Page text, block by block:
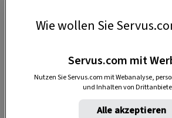
Wie wollen Sie
Servus.com mit
Nutzen Sie Servus.com mit Webanalyse,
und Inhalten von
Alle akzeptieren